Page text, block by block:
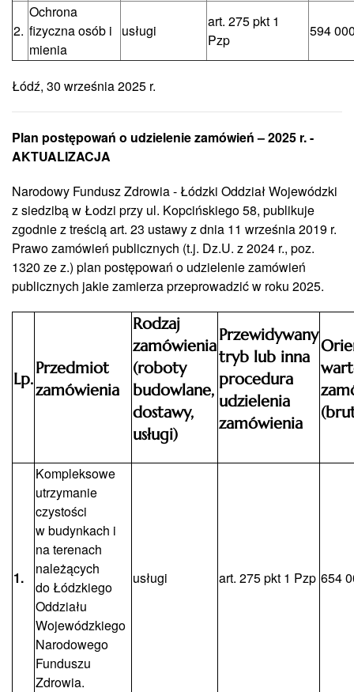
2.
Ochrona
fizyczna osób i
mienia
usługi
art. 275 pkt 1
Pzp
594
Łódź, 30 września 2025 r.
Plan postępowań o udzielenie zamówień – 2025 r. -
AKTUALIZACJA
Narodowy Fundusz Zdrowia - Łódzki Oddział Wojewódzki
z siedzibą w Łodzi przy ul. Kopcińskiego 58, publikuje
zgodnie z treścią art. 23 ustawy z dnia 11 września 2019 r.
Prawo zamówień publicznych (t.j. Dz.U. z 2024 r., poz.
1320 ze z.) plan postępowań o udzielenie zamówień
publicznych jakie zamierza przeprowadzić w roku 2025.
Lp.
Przedmiot
zamówienia
Rodzaj
zamówienia
(roboty
budowlane,
dostawy,
usługi)
Przewidywany
tryb lub inna
procedura
udzielenia
zamówienia
1.
Kompleksowe
utrzymanie
czystości
w budynkach i
na terenach
należących
do Łódzkiego
Oddziału
Wojewódzkiego
Narodowego
Funduszu
Zdrowia.
usługi art. 275 pkt 1 Pzp 654